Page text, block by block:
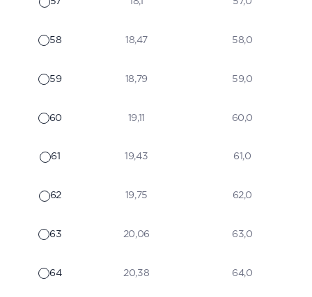
58 18,47 58,0
59 18,79 59,0
60 19,11 60,0
61 19,43 61,0
62 19,75 62,0
63 20,06 63,0
64 20,38 64,0